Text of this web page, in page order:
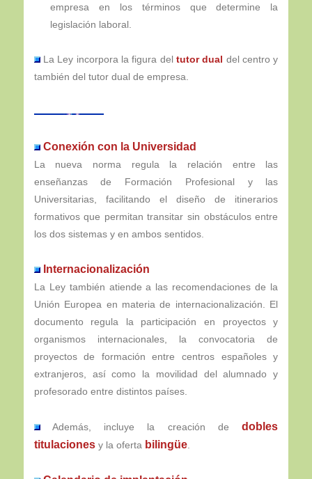
empresa en los términos que determine la
legislación laboral.
La Ley incorpora la figura del tutor dual del centro y
también del tutor dual de empresa.
Conexión con la Universidad
La nueva norma regula la relación entre las
enseñanzas de Formación Profesional y las
Universitarias, facilitando el diseño de itinerarios
formativos que permitan transitar sin obstáculos entre
los dos sistemas y en ambos sentidos.
Internacionalización
La Ley también atiende a las recomendaciones de la
Unión Europea en materia de internacionalización. El
documento regula la participación en proyectos y
organismos internacionales, la convocatoria de
proyectos de formación entre centros españoles y
extranjeros, así como la movilidad del alumnado y
profesorado entre distintos países.
Además, incluye la creación de
dobles
titulaciones y la oferta bilingüe.